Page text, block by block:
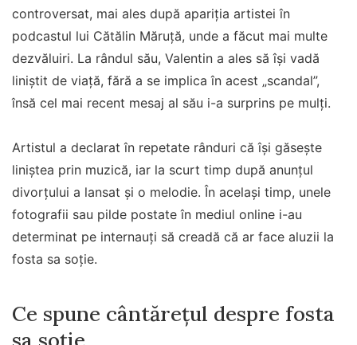
controversat, mai ales după apariția artistei în
podcastul lui Cătălin Măruță, unde a făcut mai multe
dezvăluiri. La rândul său, Valentin a ales să își vadă
liniștit de viață, fără a se implica în acest „scandal”,
însă cel mai recent mesaj al său i-a surprins pe mulți.
Artistul a declarat în repetate rânduri că își găsește
liniștea prin muzică, iar la scurt timp după anunțul
divorțului a lansat și o melodie. În același timp, unele
fotografii sau pilde postate în mediul online i-au
determinat pe internauți să creadă că ar face aluzii la
fosta sa soție.
Ce spune cântărețul despre fosta